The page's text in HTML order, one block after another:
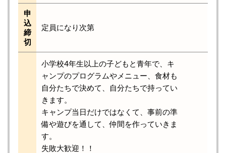
申
込
締
切
定員になり次第
小学校4年生以上の子どもと青年で、キ
ャンプのプログラムやメニュー、食材も
自分たちで決めて、自分たちで持ってい
きます。
キャンプ当日だけではなくて、事前の準
備や遊びを通して、仲間を作っていきま
す。
失敗大歓迎！！